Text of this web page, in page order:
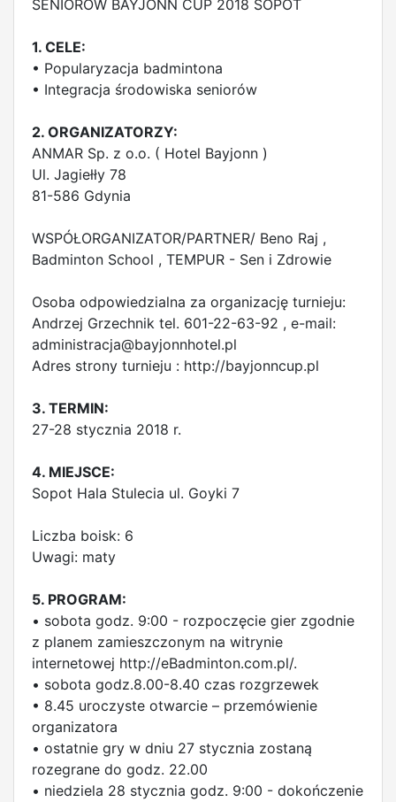
SENIORÓW BAYJONN CUP 2018 SOPOT
1. CELE:
• Popularyzacja badmintona
• Integracja środowiska seniorów
2. ORGANIZATORZY:
ANMAR Sp. z o.o. ( Hotel Bayjonn )
Ul. Jagiełły 78
81-586 Gdynia
WSPÓŁORGANIZATOR/PARTNER/ Beno Raj ,
Badminton School , TEMPUR - Sen i Zdrowie
Osoba odpowiedzialna za organizację turnieju:
Andrzej Grzechnik tel. 601-22-63-92 , e-mail:
administracja@bayjonnhotel.pl
Adres strony turnieju : http://bayjonncup.pl
3. TERMIN:
27-28 stycznia 2018 r.
4. MIEJSCE:
Sopot Hala Stulecia ul. Goyki 7
Liczba boisk: 6
Uwagi: maty
5. PROGRAM:
• sobota godz. 9:00 - rozpoczęcie gier zgodnie
z planem zamieszczonym na witrynie
internetowej http://eBadminton.com.pl/.
• sobota godz.8.00-8.40 czas rozgrzewek
• 8.45 uroczyste otwarcie – przemówienie
organizatora
• ostatnie gry w dniu 27 stycznia zostaną
rozegrane do godz. 22.00
• niedziela 28 stycznia godz. 9:00 - dokończenie